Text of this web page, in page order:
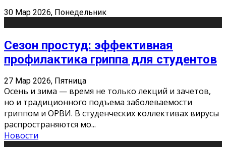
30 Мар 2026, Понедельник
Сезон простуд: эффективная
профилактика гриппа для студентов
27 Мар 2026, Пятница
Осень и зима — время не только лекций и зачетов,
но и традиционного подъема заболеваемости
гриппом и ОРВИ. В студенческих коллективах вирусы
распространяются мо...
Новости